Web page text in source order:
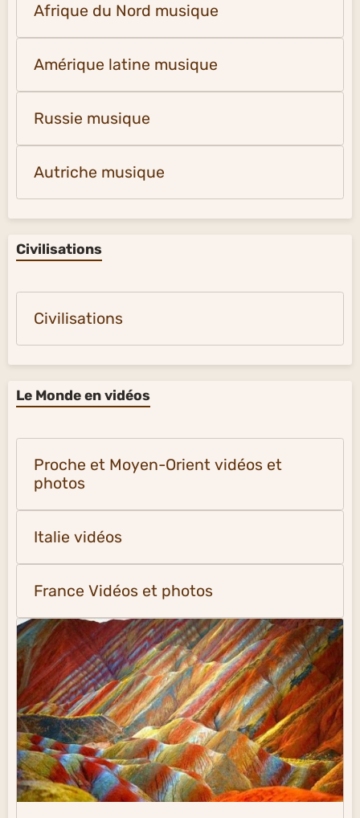
Afrique du Nord musique
Amérique latine musique
Russie musique
Autriche musique
Civilisations
Civilisations
Le Monde en vidéos
Proche et Moyen-Orient vidéos et
photos
Italie vidéos
France Vidéos et photos